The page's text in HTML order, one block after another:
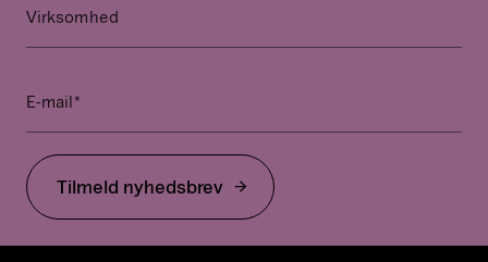
Virksomhed
E-mail
bør
ikke
ændres.
Tilmeld nyhedsbrev